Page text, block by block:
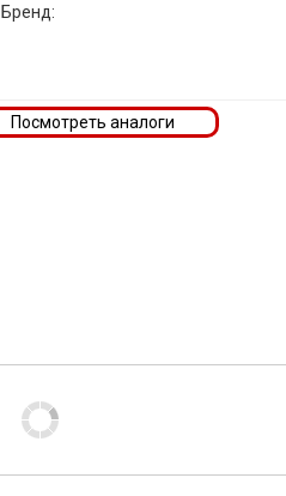
Бренд:
Посмотреть аналоги